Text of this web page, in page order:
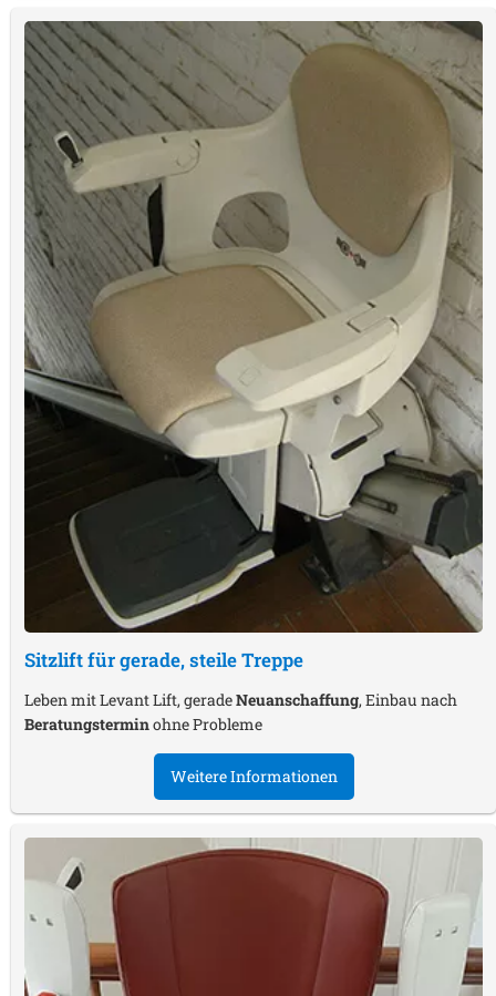
Sitzlift für gerade, steile Treppe
Leben mit Levant Lift, geradeNeuanschaffung, Einbau nach
Beratungsterminohne Probleme
Weitere Informationen